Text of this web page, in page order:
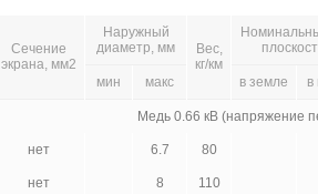
Сечение
экрана, мм2
Наружный
диаметр, мм
Вес,
кг/км
мин макс в земле в
Медь 0.66 кВ (напряжение
нет 6.7 80
нет 8 110